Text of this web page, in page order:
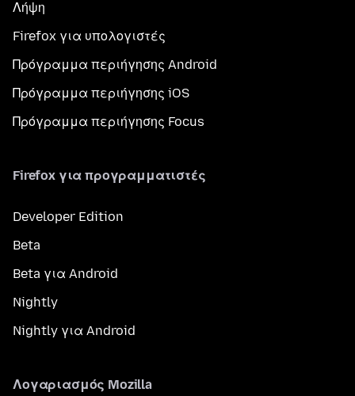
Λήψη
Firefox για υπολογιστές
Πρόγραμμα περιήγησης Android
Πρόγραμμα περιήγησης iOS
Πρόγραμμα περιήγησης Focus
Firefox για προγραμματιστές
Developer Edition
Beta
Beta για Android
Nightly
Nightly για Android
Λογαριασμός Mozilla